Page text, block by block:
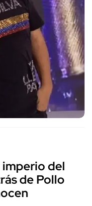
imperio del
de Pollo